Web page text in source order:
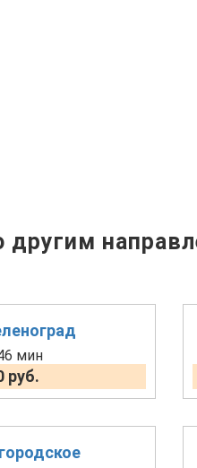
мин
руб.